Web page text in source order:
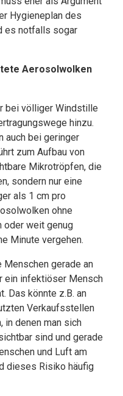
Hygieneplan des
es notfalls sogar
Aerosolwolken
bei völliger Windstille
hinzu.
auch bei geringer
zum Aufbau von
Mikrotröpfen, die
sondern nur eine
als 1 cm pro
ohne
oder weit genug
Minute vergehen.
Menschen gerade an
ein infektiöser Mensch
Das könnte z.B. an
Verkaufsstellen
in denen man sich
sind und gerade
und Luft am
dieses Risiko häufig